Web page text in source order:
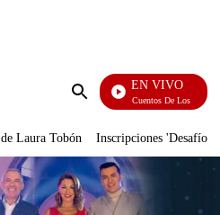
Enviar
EN VIVO
Cuentos De Los
Laura Tobón Inscripciones 'Desafío'